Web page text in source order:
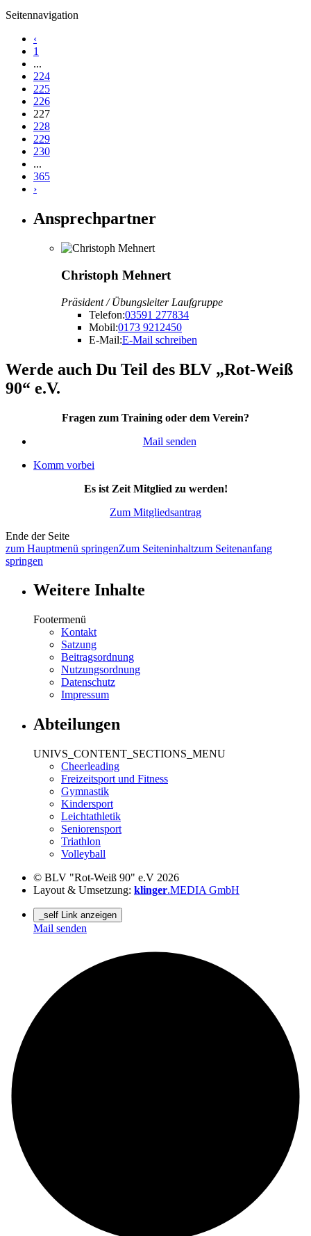
Seitennavigation
‹
1
...
224
225
226
227
228
229
230
...
365
›
Ansprechpartner
Christoph Mehnert
Präsident / Übungsleiter Laufgruppe
Telefon:03591 277834
Mobil:0173 9212450
E-Mail:E-Mail schreiben
Werde auch Du Teil des BLV „Rot-Weiß
90“ e.V.
Fragen zum Training oder dem Verein?
Mail senden
Komm vorbei
Es ist Zeit Mitglied zu werden!
Zum Mitgliedsantrag
Ende der Seite
zum Hauptmenü springenZum Seiteninhaltzum Seitenanfang
springen
Weitere Inhalte
Footermenü
Kontakt
Satzung
Beitragsordnung
Nutzungsordnung
Datenschutz
Impressum
Abteilungen
UNIVS_CONTENT_SECTIONS_MENU
Cheerleading
Freizeitsport und Fitness
Gymnastik
Kindersport
Leichtathletik
Seniorensport
Triathlon
Volleyball
© BLV "Rot-Weiß 90" e.V 2026
Layout & Umsetzung: klinger.MEDIA GmbH
_self Link anzeigen
Mail senden